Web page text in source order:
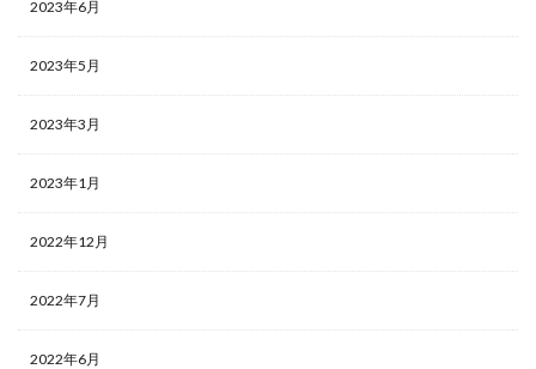
2023年6月
2023年5月
2023年3月
2023年1月
2022年12月
2022年7月
2022年6月